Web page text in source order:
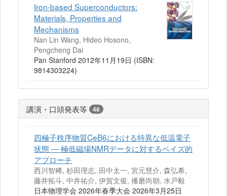
Iron-based Superconductors:
Materials, Properties and
Mechanisms
Nan Lin Wang, Hideo Hosono,
Pengcheng Dai
Pan Stanford 2012年11月19日 (ISBN:
9814303224)
講演・口頭発表等 46
四極子秩序物質CeB6における特異な低温電子
状態 ― 極低磁場NMRデータに対するベイズ的
アプローチ
西川智稀, 杉田理志, 田中太一, 宮元慧介, 森弘希,
藤井拓斗, 中井祐介, 伊賀文俊, 播磨尚朝, 水戸毅
日本物理学会 2026年春季大会 2026年3月25日